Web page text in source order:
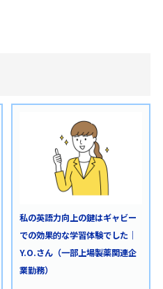
私の英語力向上の鍵はギャビー
での効果的な学習体験でした｜
Y.O.さん（一部上場製薬関連企
業勤務）